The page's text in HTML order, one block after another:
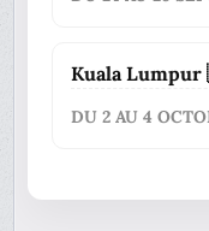
Kuala
DU 2 AU 4